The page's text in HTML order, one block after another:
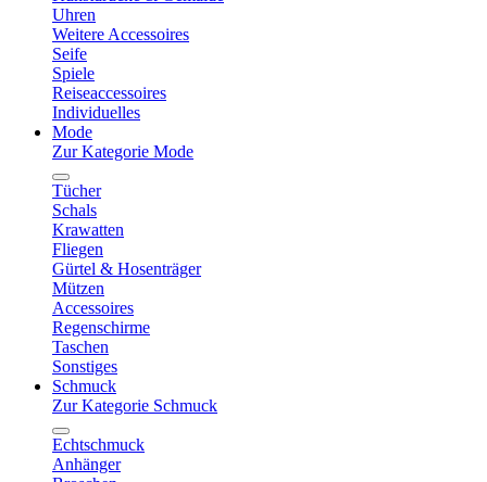
Uhren
Weitere Accessoires
Seife
Spiele
Reiseaccessoires
Individuelles
Mode
Zur Kategorie Mode
Tücher
Schals
Krawatten
Fliegen
Gürtel & Hosenträger
Mützen
Accessoires
Regenschirme
Taschen
Sonstiges
Schmuck
Zur Kategorie Schmuck
Echtschmuck
Anhänger